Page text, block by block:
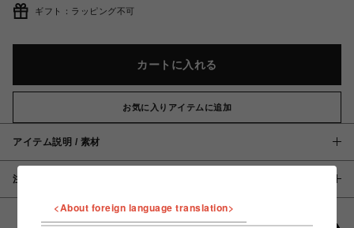
ギフト：ラッピング不可
カートに入れる
お気に入りアイテムに追加
アイテム説明 / 素材
注意事項
<About foreign language translation>